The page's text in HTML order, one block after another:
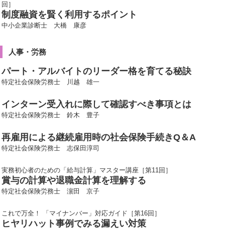
回］
制度融資を賢く利用するポイント
中小企業診断士 大橋 康彦
人事・労務
パート・アルバイトのリーダー格を育てる秘訣
特定社会保険労務士 川越 雄一
インターン受入れに際して確認すべき事項とは
特定社会保険労務士 鈴木 豊子
再雇用による継続雇用時の社会保険手続きQ＆A
特定社会保険労務士 志保田淳司
実務初心者のための「給与計算」マスター講座［第11回］
賞与の計算や退職金計算を理解する
特定社会保険労務士 濵田 京子
これで万全！ 「マイナンバー」対応ガイド［第16回］
ヒヤリハット事例でみる漏えい対策